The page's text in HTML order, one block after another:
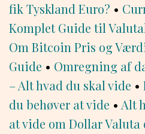
fik Tyskland Euro? •
Komplet Guide til
Om Bitcoin Pris og
Guide • Omregning af
– Alt hvad du skal vide •
du behøver at vide • Alt
at vide om Dollar Valuta